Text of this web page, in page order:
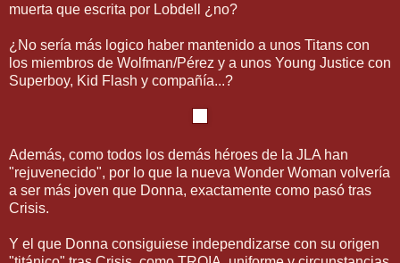
muerta que escrita por Lobdell ¿no?
¿No sería más logico haber mantenido a unos Titans con
los miembros de Wolfman/Pérez y a unos Young Justice con
Superboy, Kid Flash y compañía...?
Además, como todos los demás héroes de la JLA han
"rejuvenecido", por lo que la nueva Wonder Woman volvería
a ser más joven que Donna, exactamente como pasó tras
Crisis.
Y el que Donna consiguiese independizarse con su origen